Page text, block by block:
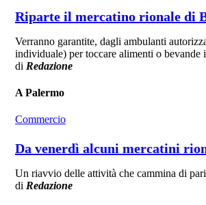
Riparte il mercatino rionale di
Verranno garantite, dagli ambulanti
individuale) per toccare alimenti o
di Redazione
A Palermo
Commercio
Da venerdì alcuni mercatini
Un riavvio delle attività che cammina di
di Redazione